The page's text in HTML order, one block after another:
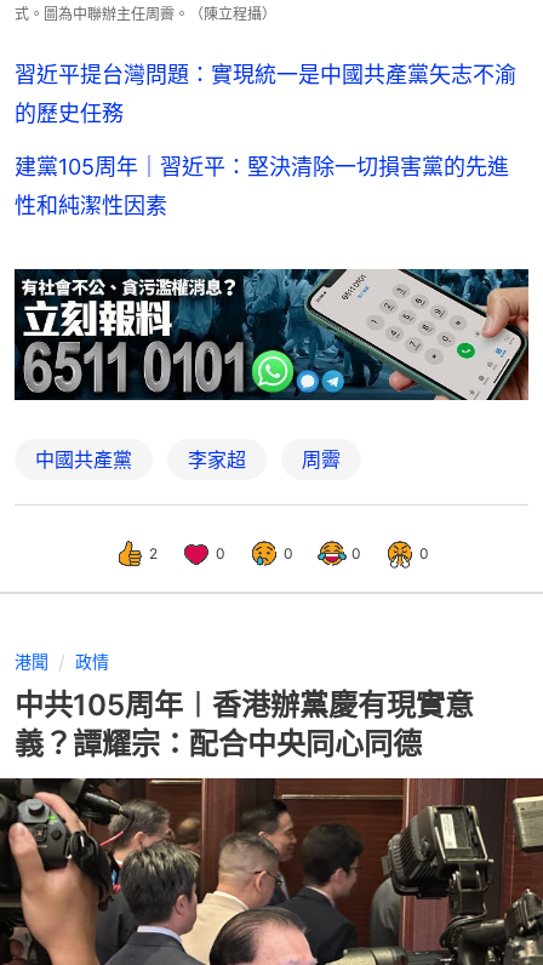
式。圖為中聯辦主任周霽。（陳立程攝）
習近平提台灣問題：實現統一是中國共產黨矢志不渝
的歷史任務
建黨105周年｜習近平：堅決清除一切損害黨的先進
性和純潔性因素
中國共產黨 李家超 周霽
2 0 0 0 0
港聞 政情
中共105周年︱香港辦黨慶有現實意
義？譚耀宗：配合中央同心同德